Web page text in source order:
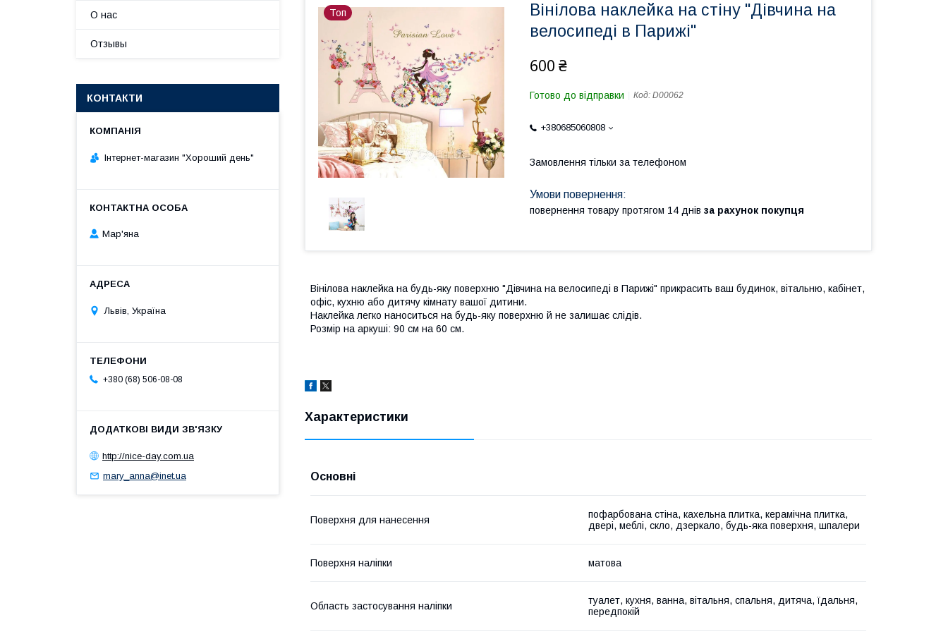
Топ
Вінілова наклейка на стіну "Дівчина на
велосипеді в Парижі"
600 ₴
Готово до відправки Код: D00062
+380685060808
Замовлення тільки за телефоном
повернення товару протягом 14 днів за рахунок покупця
Вінілова наклейка на будь-яку поверхню "Дівчина на велосипеді в Парижі" прикрасить ваш будинок, вітальню, кабінет,
офіс, кухню або дитячу кімнату вашої дитини.
Наклейка легко наноситься на будь-яку поверхню й не залишає слідів.
Розмір на аркуші: 90 см на 60 см.
Характеристики
Основні
Поверхня для нанесення
пофарбована стіна, кахельна плитка, керамічна плитка,
двері, меблі, скло, дзеркало, будь-яка поверхня, шпалери
Поверхня наліпки матова
Область застосування наліпки
туалет, кухня, ванна, вітальня, спальня, дитяча, їдальня,
передпокій
О нас
Отзывы
КОНТАКТИ
Інтернет-магазин "Хороший день"
Мар'яна
Львів, Україна
+380 (68) 506-08-08
http://nice-day.com.ua
mary_anna@inet.ua